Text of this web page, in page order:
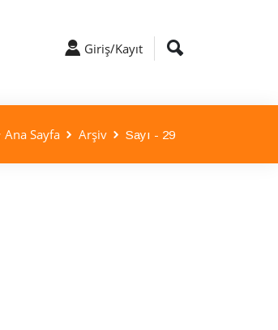
Giriş/Kayıt
Ana Sayfa Arşiv Sayı - 29